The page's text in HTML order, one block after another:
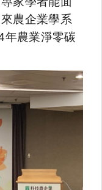
農企業學系
年農業淨零碳